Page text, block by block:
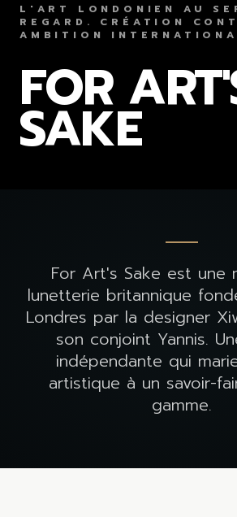
L'ART LONDONIEN AU
REGARD. CRÉATION
AMBITION
FOR
SAKE
For Art's Sake est une
lunetterie britannique
Londres par la designer
son conjoint Yannis.
indépendante qui
artistique à un savoir-
gamme.